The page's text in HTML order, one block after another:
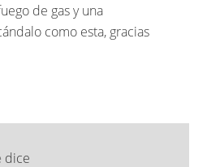
de gas y una
como esta, gracias
dice